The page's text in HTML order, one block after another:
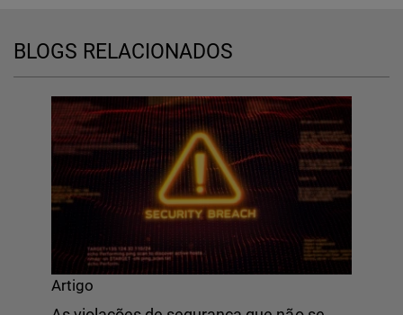
BLOGS RELACIONADOS
Artigo